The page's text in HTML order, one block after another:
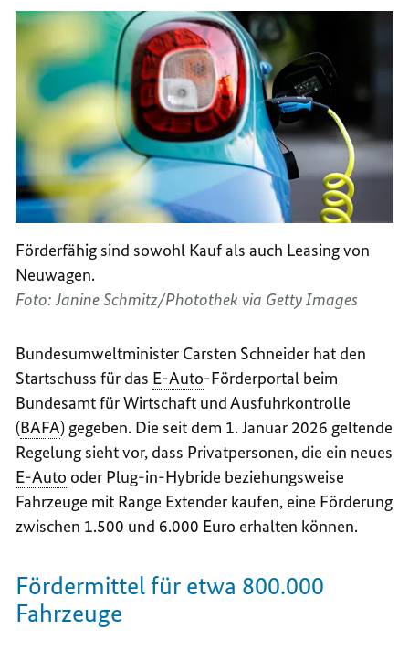
Förderfähig sind sowohl Kauf als auch Leasing von
Neuwagen.
Foto: Janine Schmitz/Photothek via Getty Images
Bundesumweltminister Carsten Schneider hat den
Startschuss für das E-Auto-Förderportal beim
Bundesamt für Wirtschaft und Ausfuhrkontrolle
(BAFA) gegeben. Die seit dem 1. Januar 2026 geltende
Regelung sieht vor, dass Privatpersonen, die ein neues
E-Auto oder Plug-in-Hybride beziehungsweise
Fahrzeuge mit Range Extender kaufen, eine Förderung
zwischen 1.500 und 6.000 Euro erhalten können.
Fördermittel für etwa 800.000
Fahrzeuge